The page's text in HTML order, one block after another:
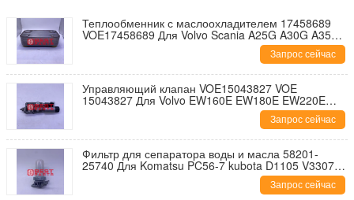
Теплообменник с маслоохладителем 17458689
VOE17458689 Для Volvo Scania A25G A30G A35G
Запрос сейчас
Управляющий клапан VOE15043827 VOE
15043827 Для Volvo EW160E EW180E EW220E
Запрос сейчас
Фильтр для сепаратора воды и масла 58201-
25740 Для Komatsu PC56-7 kubota D1105 V3307
Запрос сейчас